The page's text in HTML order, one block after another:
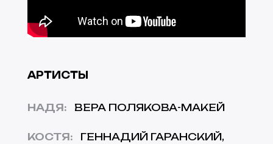
АРТИСТЫ
НАДЯ: ВЕРА ПОЛЯКОВА-МАКЕЙ
КОСТЯ:
ГЕННАДИЙ ГАРАНСКИЙ